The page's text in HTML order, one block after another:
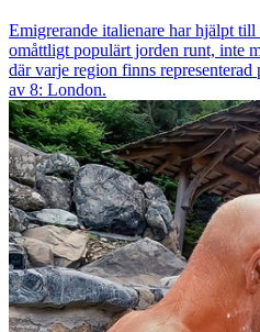
Emigrerande italienare har hjälpt
omåttligt populärt jorden runt, inte
där varje region finns representerad
av 8: London.